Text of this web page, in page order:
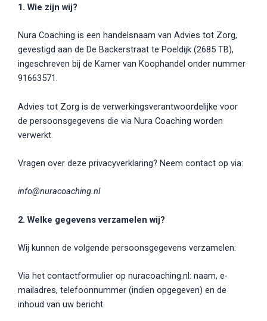
1. Wie zijn wij?
Nura Coaching is een handelsnaam van Advies tot Zorg,
gevestigd aan de De Backerstraat te Poeldijk (2685 TB),
ingeschreven bij de Kamer van Koophandel onder nummer
91663571.
Advies tot Zorg is de verwerkingsverantwoordelijke voor
de persoonsgegevens die via Nura Coaching worden
verwerkt.
Vragen over deze privacyverklaring? Neem contact op via:
info@nuracoaching.nl
2. Welke gegevens verzamelen wij?
Wij kunnen de volgende persoonsgegevens verzamelen:
Via het contactformulier op nuracoaching.nl: naam, e-
mailadres, telefoonnummer (indien opgegeven) en de
inhoud van uw bericht.